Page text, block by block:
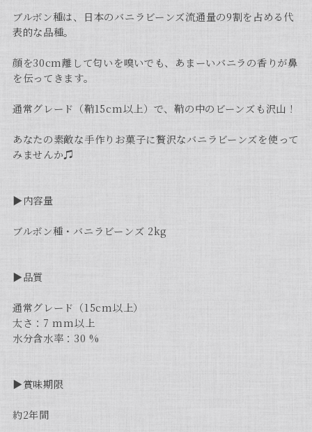
ブルボン種は、日本のバニラビーンズ流通量の9割を占める代
表的な品種。
顔を30cm離して匂いを嗅いでも、あまーいバニラの香りが鼻
を伝ってきます。
通常グレード（鞘15cm以上）で、鞘の中のビーンズも沢山！
あなたの素敵な手作りお菓子に贅沢なバニラビーンズを使って
みませんか♫
▶︎内容量
ブルボン種・バニラビーンズ 2kg
▶︎品質
通常グレード（15cm以上）
太さ：7 mm以上
水分含水率：30 %
▶︎賞味期限
約2年間